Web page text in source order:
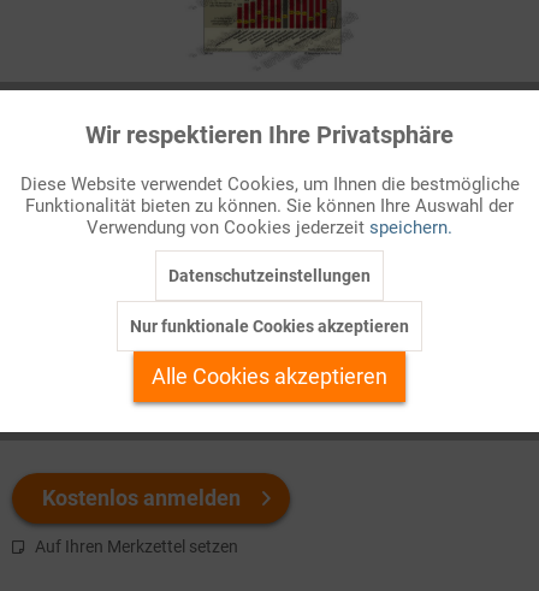
können, sind psychische Belastungen immer häufiger die
Ursache dafür. Die Auslöserpsychischer Störungenwie
Depressionen, neuroti ...
Welchen Download brauchen Sie?
Kostenlos anmelden
Auf Ihren Merkzettel setzen
Funktionale Aktiv
Marketing Inaktiv
Personalisierung Inaktiv
Service
Wir respektieren Ihre Privatsphäre
Diese Website verwendet Cookies, um Ihnen die bestmögliche
Funktionalität bieten zu können. Sie können Ihre Auswahl der
Verwendung von Cookies jederzeit speichern.
Datenschutzeinstellungen
Nur funktionale Cookies akzeptieren
Alle Cookies akzeptieren